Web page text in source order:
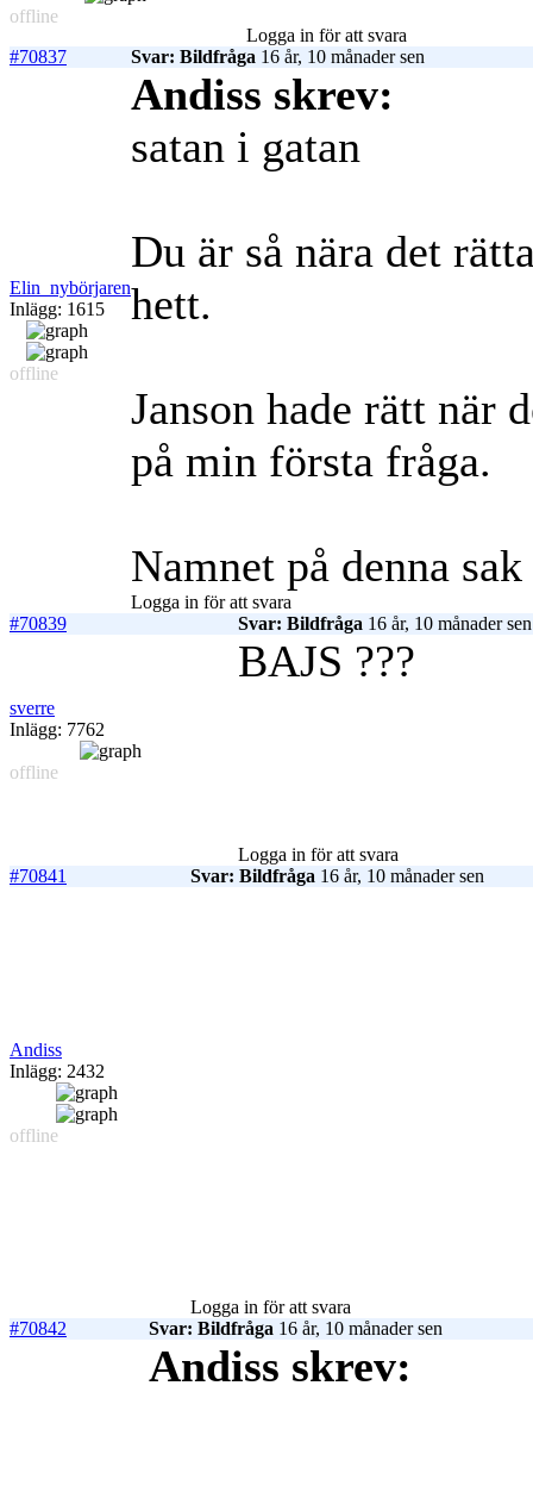
offline
Logga in för att svara
#70837
Svar: Bildfråga 16 år, 10 månader sen
Elin_nybörjaren
Inlägg: 1615
offline
Andiss skrev:
satan i gatan
Du är så nära det
hett.
Janson hade rätt när
på min första fråga.
Namnet på denna
Logga in för att svara
#70839
Svar: Bildfråga 16 år, 10 månader sen
sverre
Inlägg: 7762
offline
BAJS ???
Logga in för att svara
#70841
Svar: Bildfråga 16 år, 10 månader sen
Andiss
Inlägg: 2432
offline
Logga in för att svara
#70842
Svar: Bildfråga 16 år, 10 månader sen
Andiss skrev: